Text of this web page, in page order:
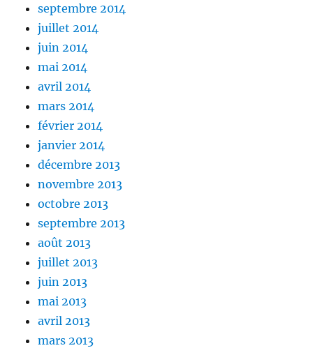
septembre 2014
juillet 2014
juin 2014
mai 2014
avril 2014
mars 2014
février 2014
janvier 2014
décembre 2013
novembre 2013
octobre 2013
septembre 2013
août 2013
juillet 2013
juin 2013
mai 2013
avril 2013
mars 2013